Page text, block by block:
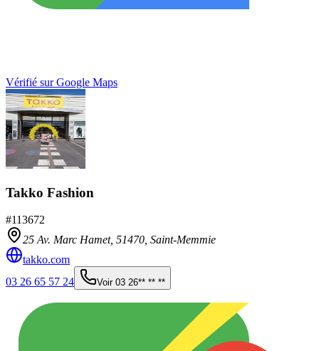
Vérifié sur Google Maps
Takko Fashion
#113672
25 Av. Marc Hamet, 51470 Saint-Memmie
takko.com
03 26 65 57 24
Voir 03 26** ** **